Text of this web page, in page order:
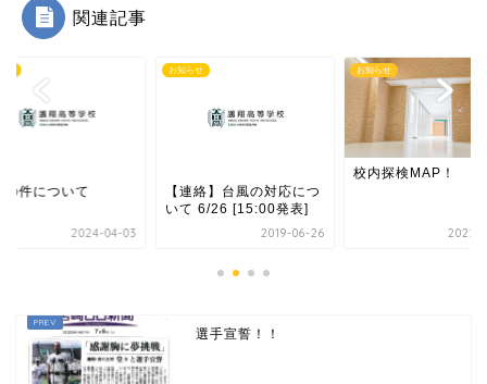
関連記事
の件について
2024-04-03
お知らせ
【連絡】台風の対応につ
いて 6/26 [15:00発表]
2019-06-26
お知らせ
校内探検MAP！
2022-
選手宣誓！！